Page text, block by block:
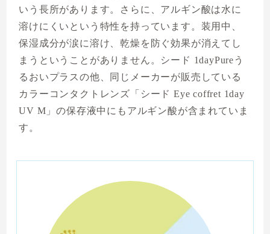
いう長所があります。さらに、アルギン酸は水に
溶けにくいという特性を持っています。装用中、
保湿成分が涙に溶け、乾燥を防ぐ効果が消えてし
まうということがありません。シード 1dayPureう
るおいプラスの他、同じメーカーが販売している
カラーコンタクトレンズ「シード Eye coffret 1day
UV M」の保存液中にもアルギン酸が含まれていま
す。